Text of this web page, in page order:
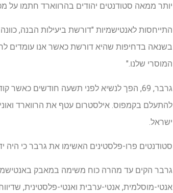
יותר ממאה סטודנטים יהודים בהרווארד חתמו על
התייחסות לאנטישמיות "דורשת ביעילות הבנה,
בשנאה בדחיפות שהיא דורשת כאשר אנו עומדים
המוסרי שלנו."
גרבר, 69, הפך לנשיא לפני תשעה חודשים
ישראל.
סטודנטים פרו-פלסטינים האשימו את גרבר כי היה
גרבר הקים עד מהרה כוח משימה במאבק
אנטי-מוסלמית, אנטי-ערבית ואנטי-פלסטינית,